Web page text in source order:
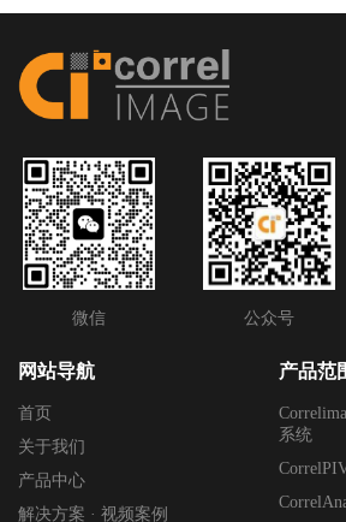
微信 公众号
网站导航
首页
关于我们
产品中心
解决方案 · 视频案例
产品范
系统